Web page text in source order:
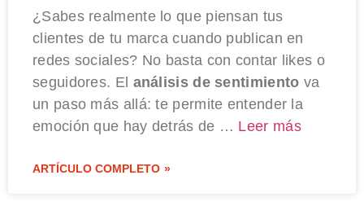
¿Sabes realmente lo que piensan tus
clientes de tu marca cuando publican en
redes sociales? No basta con contar likes o
seguidores. El análisis de sentimiento va
un paso más allá: te permite entender la
emoción que hay detrás de … Leer más
ARTÍCULO COMPLETO »